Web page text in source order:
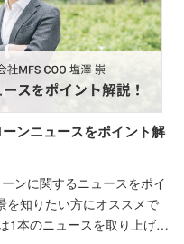
ンニュースをポイント解
ンに関するニュースをポイ
を知りたい方にオススメで
1本のニュースを取り上げま